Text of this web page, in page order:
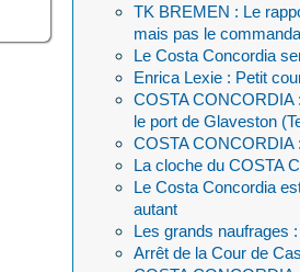
TK BREMEN : Le
mais pas le
Le Costa Concordia
Enrica Lexie : Petit
COSTA CONCORDIA
le port de Glaveston
COSTA CONCORDIA
La cloche du COSTA
Le Costa Concordia
autant
Les grands naufrages
Arrêt de la Cour de